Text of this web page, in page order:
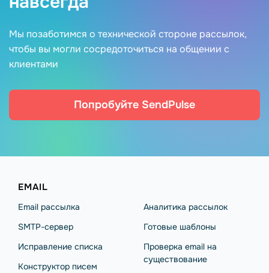
Мы позаботимся о технической стороне рассылок,
чтобы вы могли сосредоточиться на общении с
клиентами
Попробуйте SendPulse
EMAIL
Email рассылка
SMTP-сервер
Исправление списка
Конструктор писем
Аналитика рассылок
Готовые шаблоны
Проверка email на
существование